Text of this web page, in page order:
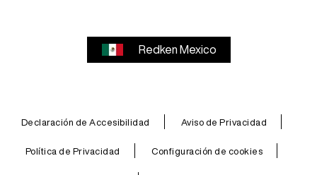
Redken Mexico
Declaración de Accesibilidad Aviso de Privacidad
Política de Privacidad Configuración de cookies